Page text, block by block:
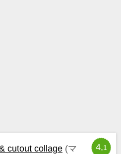
4,1
cutout collage (マ